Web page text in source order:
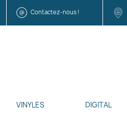
Contactez-nous !
VINYLES DIGITAL